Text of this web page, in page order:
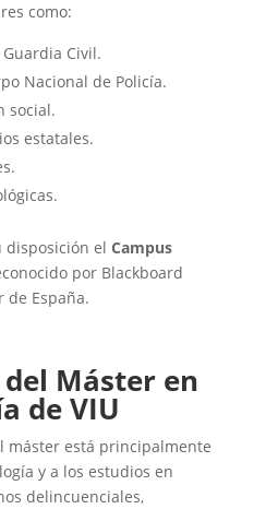
como:
Civil.
Nacional de Policía.
social.
estatales.
disposición el Campus
por Blackboard
de España.
Máster en
de VIU
máster está principalmente
y a los estudios en
delincuenciales,